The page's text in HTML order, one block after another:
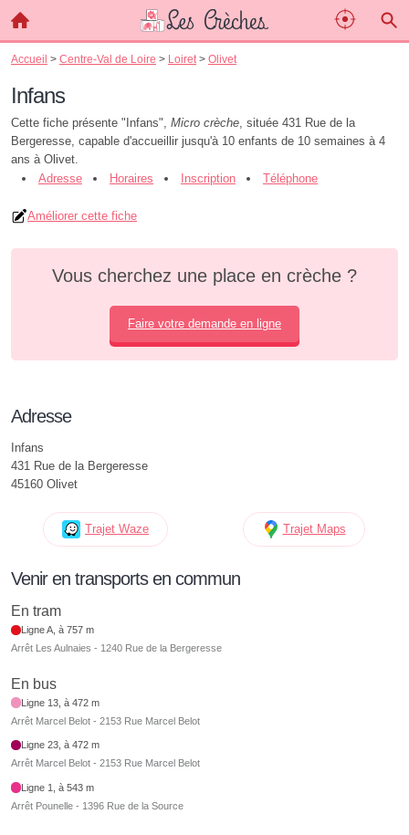
Accueil > Centre-Val de Loire > Loiret > Olivet
Infans
Cette fiche présente "Infans", Micro crèche, située 431 Rue de la
Bergeresse, capable d'accueillir jusqu'à 10 enfants de 10 semaines à 4
ans à Olivet.
Adresse
Horaires Inscription Téléphone
Améliorer cette fiche
Vous cherchez une place en crèche ?
Faire votre demande en ligne
Adresse
Infans
431 Rue de la Bergeresse
45160 Olivet
Trajet Waze Trajet Maps
Venir en transports en commun
En tram
Ligne A, à 757 m
Arrêt Les Aulnaies - 1240 Rue de la Bergeresse
En bus
Ligne 13, à 472 m
Arrêt Marcel Belot - 2153 Rue Marcel Belot
Ligne 23, à 472 m
Arrêt Marcel Belot - 2153 Rue Marcel Belot
Ligne 1, à 543 m
Arrêt Pounelle - 1396 Rue de la Source